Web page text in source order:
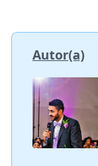
Autor(a)